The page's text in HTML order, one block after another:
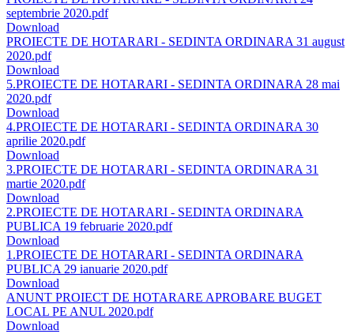
septembrie 2020.pdf
Download
PROIECTE DE HOTARARI - SEDINTA ORDINARA 31 august
2020.pdf
Download
5.PROIECTE DE HOTARARI - SEDINTA ORDINARA 28 mai
2020.pdf
Download
4.PROIECTE DE HOTARARI - SEDINTA ORDINARA 30
aprilie 2020.pdf
Download
3.PROIECTE DE HOTARARI - SEDINTA ORDINARA 31
martie 2020.pdf
Download
2.PROIECTE DE HOTARARI - SEDINTA ORDINARA
PUBLICA 19 februarie 2020.pdf
Download
1.PROIECTE DE HOTARARI - SEDINTA ORDINARA
PUBLICA 29 ianuarie 2020.pdf
Download
ANUNT PROIECT DE HOTARARE APROBARE BUGET
LOCAL PE ANUL 2020.pdf
Download